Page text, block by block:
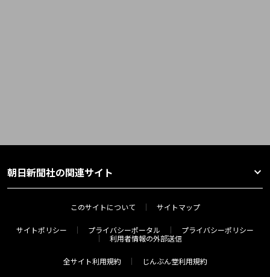
朝日新聞社の関連サイト
このサイトについて サイトマップ
サイトポリシー プライバシーポータル
プライバシーポリシー
利用者情報の外部送信
全サイト利用規約 じんぶん堂利用規約